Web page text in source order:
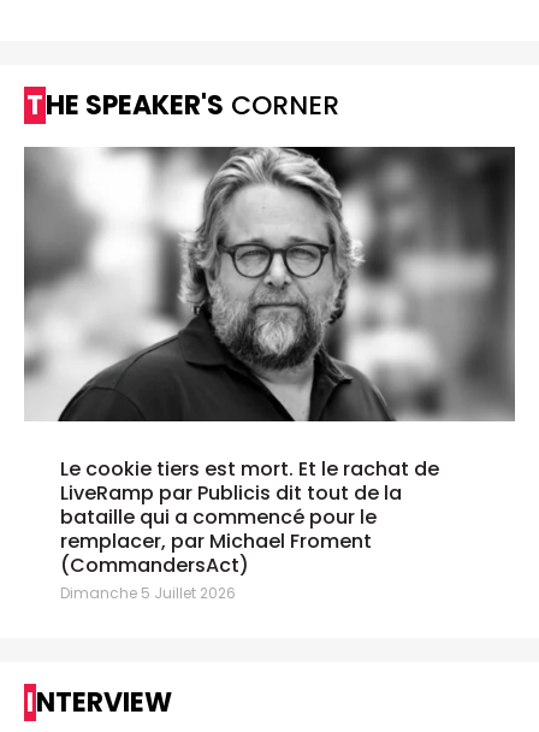
THE SPEAKER'S CORNER
Le cookie tiers est mort. Et le rachat de
LiveRamp par Publicis dit tout de la
bataille qui a commencé pour le
remplacer, par Michael Froment
(CommandersAct)
Dimanche 5 Juillet 2026
INTERVIEW